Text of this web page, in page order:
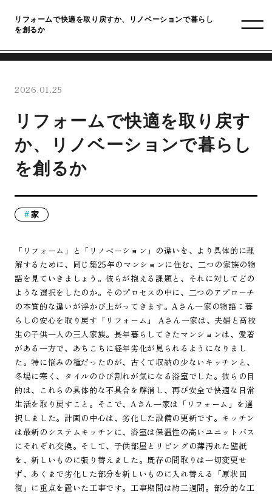
リフォームで快適を取り戻すか、リノベーションで暮らし
を創るか
2026.01.25
リフォームで快適を取り戻す
か、リノベーションで暮らし
を創るか
家
「リフォーム」と「リノベーション」の違いを、より具体的に理
解するために、同じ築25年のマンションに住む、二つの家族の物
語を見ていきましょう。彼らが抱える課題と、それに対してどの
ような選択をしたのか。そのプロセスの中に、二つのアプローチ
の本質的な違いが浮かび上がってきます。Aさん一家の物語：暮
らしの安心を取り戻す「リフォーム」 Aさん一家は、夫婦と高校
生の子供一人の三人家族。長年暮らしてきたマンションは、愛着
がある一方で、あちこちに経年劣化が見られるようになりまし
た。特に悩みの種だったのが、古くて収納の少ないキッチンと、
冬場に寒く、タイルのひび割れが気になる浴室でした。彼らの目
的は、これらの具体的な不具合を解消し、再び安全で快適な日常
生活を取り戻すこと。そこで、Aさん一家は「リフォーム」を選
択しました。計画の中心は、劣化した設備の更新です。キッチン
は最新のシステムキッチンに、浴室は保温性の高いユニットバス
にそれぞれ交換。そして、子供部屋とリビングの薄汚れた壁紙
を、新しいものに張り替えました。既存の間取りは一切変更せ
ず、あくまで劣化した部分を新しいものに入れ替える「原状回
復」に重点を置いた工事です。工事期間は約二週間。部分的な工